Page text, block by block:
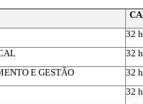
32
32
E GESTÃO
32
32